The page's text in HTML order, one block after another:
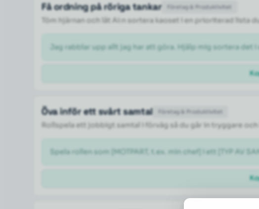
Företag & Produktivitet
Få ordning på röriga tankar
Töm hjärnan och låt AI:n sortera kaoset i en prioriterad lista
Jag rabblar upp allt jag har att göra. Hjälp mig sortera det
Företag & Produktivitet
Öva inför ett svårt samtal
Rollspela ett jobbigt samtal i förväg så du går in tryggare
Spela rollen som [MOTPART, t.ex. min chef] i ett [TYP AV